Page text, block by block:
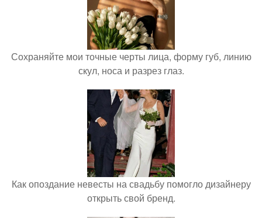
Сохраняйте мои точные черты лица, форму губ, линию
скул, носа и разрез глаз.
Как опоздание невесты на свадьбу помогло дизайнеру
открыть свой бренд.